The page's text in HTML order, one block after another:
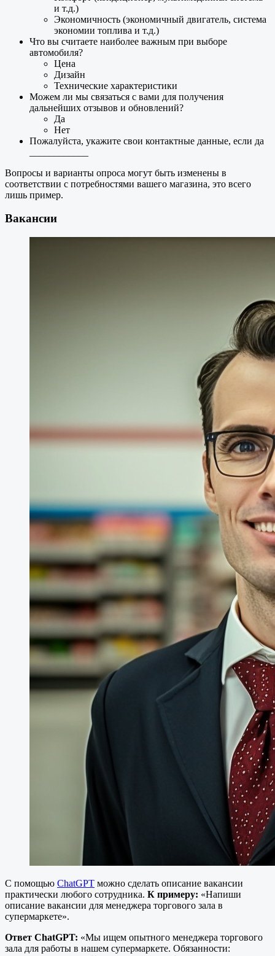
и т.д.)
Экономичность (экономичный двигатель, система
экономии топлива и т.д.)
Что вы считаете наиболее важным при выборе
автомобиля?
Цена
Дизайн
Технические характеристики
Можем ли мы связаться с вами для получения
дальнейших отзывов и обновлений?
Да
Нет
Пожалуйста, укажите свои контактные данные, если да
Вопросы и варианты опроса могут быть изменены в
соответствии с потребностями вашего магазина, это всего
лишь пример.
Вакансии
С помощью ChatGPT можно сделать описание вакансии
практически любого сотрудника. К примеру: «Напиши
описание вакансии для менеджера торгового зала в
супермаркете».
Ответ ChatGPT: «Мы ищем опытного менеджера торгового
зала для работы в нашем супермаркете. Обязанности: